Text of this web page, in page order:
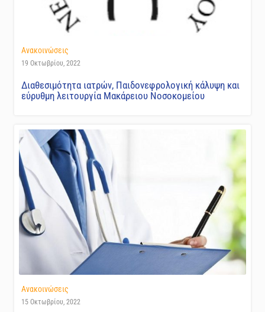
Ανακοινώσεις
19 Οκτωβρίου, 2022
Διαθεσιμότητα ιατρών, Παιδονεφρολογική κάλυψη και
εύρυθμη λειτουργία Μακάρειου Νοσοκομείου
Ανακοινώσεις
15 Οκτωβρίου, 2022